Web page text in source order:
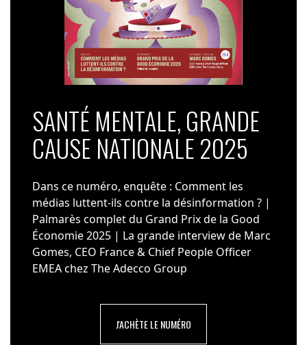
SANTÉ MENTALE, GRANDE
CAUSE NATIONALE 2025
Dans ce numéro, enquête : Comment les
médias luttent-ils contre la désinformation ? |
Palmarès complet du Grand Prix de la Good
Économie 2025 | La grande interview de Marc
Gomes, CEO France & Chief People Officer
EMEA chez The Adecco Group
J'ACHÈTE LE NUMÉRO